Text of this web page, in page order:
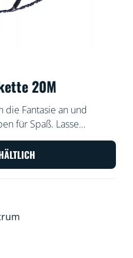
20M
die Fantasie an und
für Spaß. Lasse
Abende und sogar
erstrahlen! Du
160 LEDs als
an lauen
und Esszimmer
Lichtmodi
verfügbaren Farben